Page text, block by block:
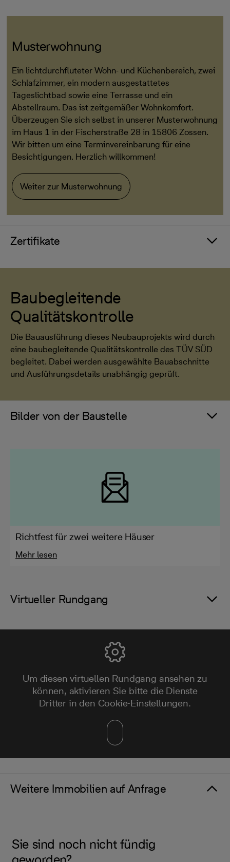
Musterwohnung
Ein lichtdurchfluteter Wohn- und Küchenbereich, zwei
Schlafzimmer, ein modern ausgestattetes
Tageslichtbad sowie eine Terrasse und ein
Abstellraum. Das ist zeitgemäßer Wohnkomfort.
Überzeugen Sie sich selbst in unserer Musterwohnung
im Haus 1 in der Fischerstraße 28 in 15806 Zossen.
Wir bitten um eine Terminvereinbarung für eine
Besichtigungen. Herzlich willkommen!
Weiter zur Musterwohnung
Zertifikate
Baubegleitende
Qualitätskontrolle
Die Bauausführung dieses Neubauprojekts wird durch
eine baubegleitende Qualitätskontrolle des TÜV SÜD
begleitet. Dabei werden ausgewählte Bauabschnitte
und Ausführungsdetails unabhängig geprüft.
Bilder von der Baustelle
Richtfest für zwei weitere Häuser
Mehr lesen
Virtueller Rundgang
Um diesen virtuellen Rundgang ansehen zu
können, aktivieren Sie bitte die Dienste
Dritter in den Cookie-Einstellungen.
Weitere Immobilien auf Anfrage
Sie sind noch nicht fündig